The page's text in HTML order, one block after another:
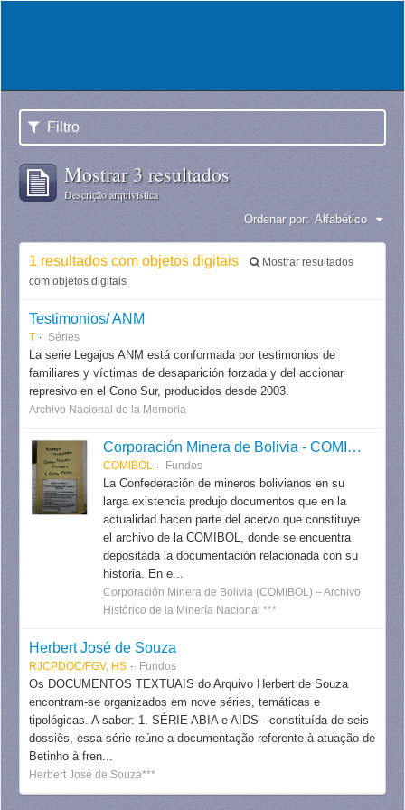
Filtro
Mostrar 3 resultados
Descrição arquivística
Ordenar por: Alfabético
1 resultados com objetos digitais
Mostrar resultados
com objetos digitais
Testimonios/ ANM
T Séries
La serie Legajos ANM está conformada por testimonios de
familiares y víctimas de desaparición forzada y del accionar
represivo en el Cono Sur, producidos desde 2003.
Archivo Nacional de la Memoria
Corporación Minera de Bolivia - COMIBOL
COMIBOL Fundos
La Confederación de mineros bolivianos en su
larga existencia produjo documentos que en la
actualidad hacen parte del acervo que constituye
el archivo de la COMIBOL, donde se encuentra
depositada la documentación relacionada con su
historia. En e...
Corporación Minera de Bolivia (COMIBOL) – Archivo
Histórico de la Minería Nacional ***
Herbert José de Souza
RJCPDOC/FGV, HS Fundos
Os DOCUMENTOS TEXTUAIS do Arquivo Herbert de Souza
encontram-se organizados em nove séries, temáticas e
tipológicas. A saber: 1. SÉRIE ABIA e AIDS - constituída de seis
dossiês, essa série reúne a documentação referente à atuação de
Betinho à fren...
Herbert José de Souza***